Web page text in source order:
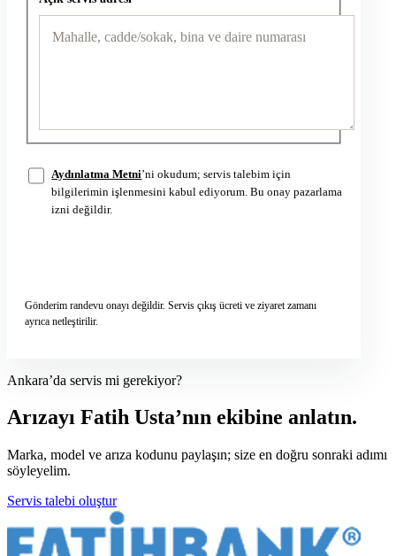
Aydınlatma Metni’ni okudum; servis talebim için
bilgilerimin işlenmesini kabul ediyorum. Bu onay pazarlama
izni değildir.
Gönderim randevu onayı değildir. Servis çıkış ücreti ve ziyaret zamanı
ayrıca netleştirilir.
Ankara’da servis mi gerekiyor?
Arızayı Fatih Usta’nın ekibine anlatın.
Marka, model ve arıza kodunu paylaşın; size en doğru sonraki adımı
söyleyelim.
Servis talebi oluştur